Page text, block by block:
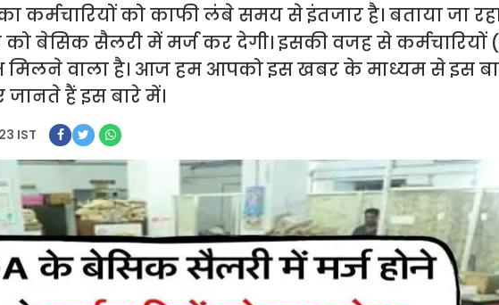
कर्मचारियों को काफी लंबे समय से इंतजार है। बताया जा
बेसिक सैलरी में मर्ज कर देगी। इसकी वजह से कर्मचारियों
मिलने वाला है। आज हम आपको इस खबर के माध्यम से इस
जानते हैं इस बारे में।
IST